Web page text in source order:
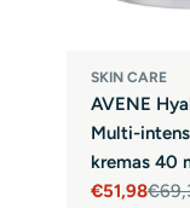
SKIN CARE
AVENE
Multi-
kremas 40
Sale
€51,98
Regular